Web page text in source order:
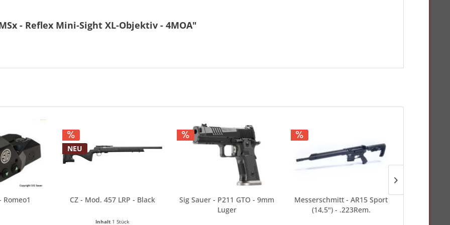
- Reflex Mini-Sight XL-Objektiv - 4MOA"
Romeo1
NEU
CZ - Mod. 457 LRP - Black
Inhalt 1 Stück
Sig Sauer - P211 GTO - 9mm
Luger
Messerschmitt - AR15 Sport
(14,5") - .223Rem.